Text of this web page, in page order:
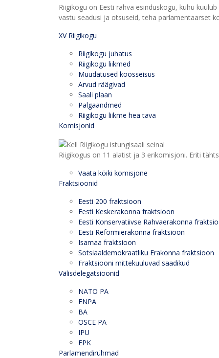
Riigikogu on Eesti rahva esinduskogu, kuhu
vastu seadusi ja otsuseid, teha parlamentaarset
XV Riigikogu
Riigikogu juhatus
Riigikogu liikmed
Muudatused koosseisus
Arvud räägivad
Saali plaan
Palgaandmed
Riigikogu liikme hea tava
Komisjonid
Riigikogus on 11 alatist ja 3 erikomisjoni. Eriti
Vaata kõiki komisjone
Fraktsioonid
Eesti 200 fraktsioon
Eesti Keskerakonna fraktsioon
Eesti Konservatiivse Rahvaerakonna
Eesti Reformierakonna fraktsioon
Isamaa fraktsioon
Sotsiaaldemokraatliku Erakonna fraktsioon
Fraktsiooni mittekuuluvad saadikud
Välisdelegatsioonid
NATO PA
ENPA
BA
OSCE PA
IPU
EPK
Parlamendirühmad